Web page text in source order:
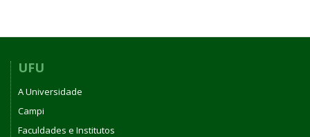
UFU
A Universidade
Campi
Faculdades e Institutos